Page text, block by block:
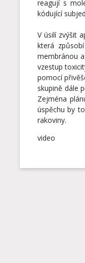
reagují s
kódující
V úsilí zvýšit
která
membránou
vzestup
pomocí
skupině dále
Zejména
úspěchu by
rakoviny.
video